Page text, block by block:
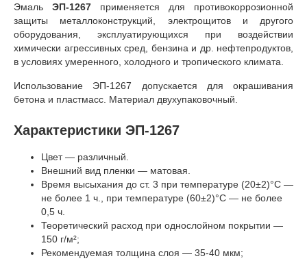
Эмаль ЭП-1267 применяется для противокоррозионной
защиты металлоконструкций, электрощитов и другого
оборудования, эксплуатирующихся при воздействии
химически агрессивных сред, бензина и др. нефтепродуктов,
в условиях умеренного, холодного и тропического климата.
Использование ЭП-1267 допускается для окрашивания
бетона и пластмасс. Материал двухупаковочный.
Характеристики ЭП-1267
Цвет — различный.
Внешний вид пленки — матовая.
Время высыхания до ст. 3 при температуре (20±2)°C —
не более 1 ч., при температуре (60±2)°C — не более
0,5 ч.
Теоретический расход при однослойном покрытии —
150 г/м²;
Рекомендуемая толщина слоя — 35-40 мкм;